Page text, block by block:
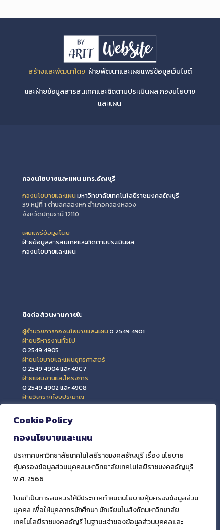
Cookie Policy
กองนโยบายและแผน
ประกาศมหาวิทยาลัยเทคโนโลยีราชมงคลธัญบุรี เรื่อง นโยบาย
คุ้มครองข้อมูลส่วนบุคคลมหาวิทยาลัยเทคโนโลยีราชมงคลธัญบุรี
พ.ศ. 2566
โดยที่เป็นการสมควรให้มีประกาศกำหนดนโยบายคุ้มครองข้อมูลส่วน
บุคคล เพื่อให้บุคลากรนักศึกษา นักเรียนในสังกัดมหาวิทยาลัย
เทคโนโลยีราชมงคลธัญรี ในฐานะเจ้าของข้อมูลส่วนบุคคลและ
สร้างและพัฒนาโดย ฝ่ายพัฒนาและเผยแพร่ข้อมูลเว็บไซต์
และฝ่ายข้อมูลสารสนเทศและติดตามประเมินผล กองนโยบาย
และแผน
กองนโยบายและแผน มทร.ธัญบุรี
กองนโยบายและแผน มหาวิทยาลัยเทคโนโลยีราชมงคลธัญบุรี
39 หมู่ที่ 1 ตำบลคลองหก อำเภอคลองหลวง
จังหวัดปทุมธานี 12110
เผยแพร่ข้อมูลโดย
ฝ่ายข้อมูลสารสนเทศและติดตามประเมินผล
กองนโยบายและแผน
ติดต่อส่วนงานภายใน
ผู้อำนวยการกองนโยบายและแผน 0 2549 4901
ฝ่ายบริหารงานทั่วไป
0 2549 4905
ฝ่ายนโยบายและแผนยุทธศาสตร์
0 2549 4904 และ 4907
ฝ่ายแผนงานและโครงการ
0 2549 4902 และ 4908
ฝ่ายวิเคราะห์งบประมาณ
0 2549 4903 และ 4909
ฝ่ายข้อมูลสารสนเทศและติดตามประเมินผล
0 2549 4906